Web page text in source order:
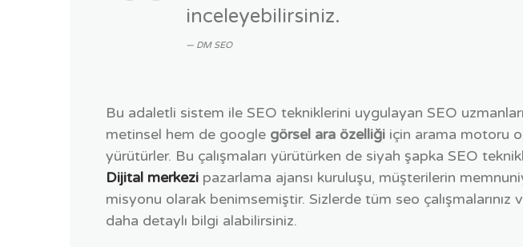
inceleyebilirsiniz.
DM SEO
Bu adaletli sistem ile SEO tekniklerini uygulayan SEO
metinsel hem de google görsel ara özelliği için arama motoru
yürütürler. Bu çalışmaları yürütürken de siyah şapka SEO
Dijital merkezi pazarlama ajansı kuruluşu, müşterilerin
misyonu olarak benimsemiştir. Sizlerde tüm seo
daha detaylı bilgi alabilirsiniz.